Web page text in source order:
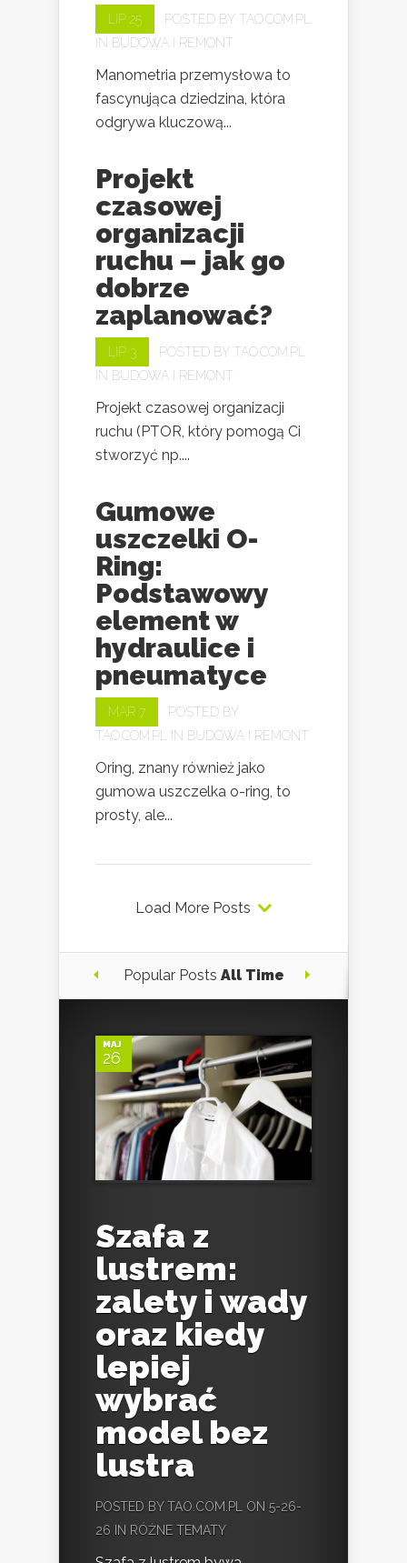
LIP 25 POSTED BY TAO.COM.PL
IN BUDOWA I REMONT
Manometria przemysłowa to
fascynująca dziedzina, która
odgrywa kluczową...
Projekt
czasowej
organizacji
ruchu – jak go
dobrze
zaplanować?
LIP 3 POSTED BY TAO.COM.PL
IN BUDOWA I REMONT
Projekt czasowej organizacji
ruchu (PTOR, który pomogą Ci
stworzyć np....
Gumowe
uszczelki O-
Ring:
Podstawowy
element w
hydraulice i
pneumatyce
MAR 7
POSTED BY
TAO.COM.PL
IN BUDOWA I REMONT
Oring, znany również jako
gumowa uszczelka o-ring, to
prosty, ale...
Load More Posts
Popular Posts All Time
MAJ
26
Szafa z
lustrem:
zalety i wady
oraz kiedy
lepiej
wybrać
model bez
lustra
POSTED BYTAO.COM.PL
ON 5-26-
26 IN RÓŻNE TEMATY